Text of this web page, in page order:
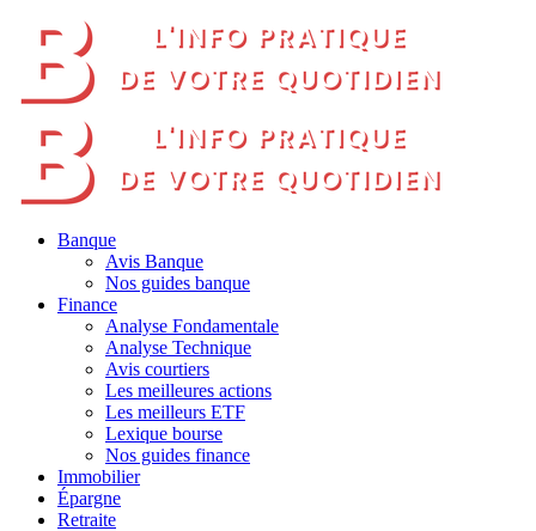
Banque
Avis Banque
Nos guides banque
Finance
Analyse Fondamentale
Analyse Technique
Avis courtiers
Les meilleures actions
Les meilleurs ETF
Lexique bourse
Nos guides finance
Immobilier
Épargne
Retraite